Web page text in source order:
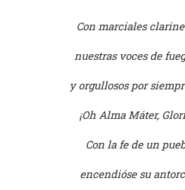
Con marciales
nuestras voces de
y orgullosos por
¡Oh Alma Máter,
Con la fe de un
encendióse su